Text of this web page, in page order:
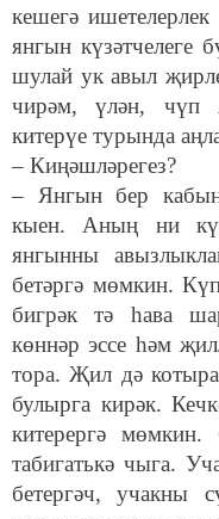
кешегә
янгын күзәтчелеге
шулай ук авыл
чирәм, үлән, чүп
китерүе турында
– Киңәшләрегез?
– Янгын бер
кыен. Аның ни
янгынны
бетәргә мөмкин.
бигрәк тә һава
көннәр эссе һәм
тора. Җил дә
булырга кирәк.
китерергә мөмкин.
табигатькә чыга.
бетергәч, учакны